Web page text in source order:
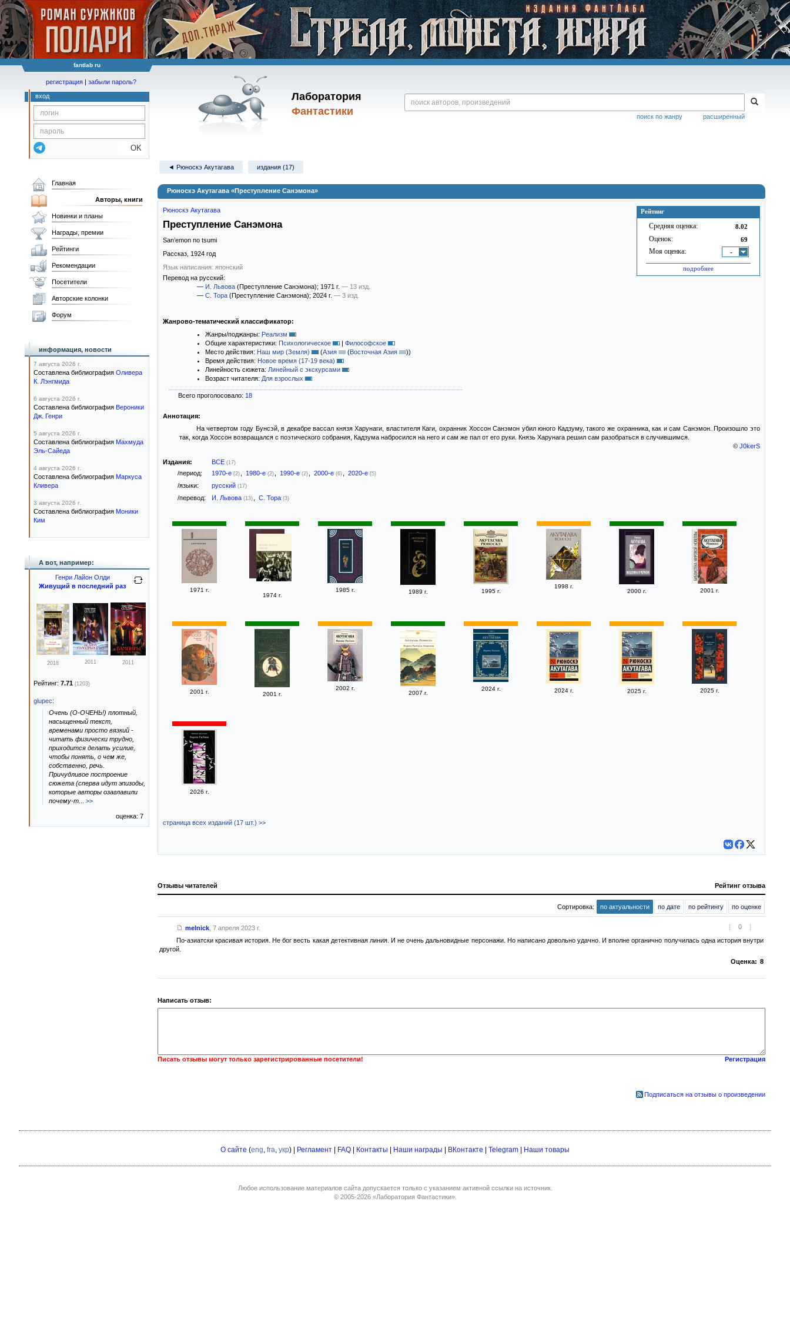
fantlab ru
Лаборатория
Фантастики
расширенный
поиск по жанру
регистрация | забыли пароль?
вход
OK
◄ Рюноскэ Акутагава издания (17)
Рюноскэ Акутагава «Преступление Санэмона»
Рейтинг
Средняя оценка: 8.02
Оценок: 69
Моя оценка: -
подробнее
Рюноскэ Акутагава
Преступление Санэмона
San’emon no tsumi
Рассказ, 1924 год
Язык написания: японский
Перевод на русский:
— И. Львова (Преступление Санэмона); 1971 г. — 13 изд.
— С. Тора (Преступление Санэмона); 2024 г. — 3 изд.
Жанрово-тематический классификатор:
Жанры/поджанры: Реализм
Общие характеристики: Психологическое | Философское
Место действия: Наш мир (Земля) (Азия (Восточная Азия ))
Время действия: Новое время (17-19 века)
Линейность сюжета: Линейный с экскурсами
Возраст читателя: Для взрослых
Всего проголосовало: 18
Аннотация:
На четвертом году Бунсэй, в декабре вассал князя Харунаги, властителя Каги, охранник Хоссон Санэмон убил юного Кадзуму, такого же охранника, как и сам Санэмон. Произошло это
так, когда Хоссон возвращался с поэтического собрания, Кадзума набросился на него и сам же пал от его руки. Князь Харунага решил сам разобраться в случившимся.
© J0kerS
Издания: ВСЕ (17)
/период: 1970-е (2) 1980-е (2) 1990-е (2) 2000-е (6) 2020-е (5)
/языки: русский (17)
/перевод: И. Львова (13) С. Тора (3)
1971 г.
1974 г.
1985 г. 1989 г. 1995 г.
1998 г.
2000 г. 2001 г.
2001 г. 2001 г.
2002 г.
2007 г.
2024 г. 2024 г. 2025 г. 2025 г.
2026 г.
страница всех изданий (17 шт.) >>
Отзывы читателей Рейтинг отзыва
Сортировка: по актуальности по дате по рейтингу по оценке
[ 0 ]
melnick, 7 апреля 2023 г.
По-азиатски красивая история. Не бог весть какая детективная линия. И не очень дальновидные персонажи. Но написано довольно удачно. И вполне органично получилась одна история внутри
другой.
Оценка: 8
Написать отзыв:
Писать отзывы могут только зарегистрированные посетители! Регистрация
Подписаться на отзывы о произведении
Главная
Авторы, книги
Новинки и планы
Награды, премии
Рейтинги
Рекомендации
Посетители
Авторские колонки
Форум
информация, новости
7 августа 2026 г.
Составлена библиография Оливера
К. Лэнгмида
6 августа 2026 г.
Составлена библиография Вероники
Дж. Генри
5 августа 2026 г.
Составлена библиография Махмуда
Эль-Сайеда
4 августа 2026 г.
Составлена библиография Маркуса
Кливера
3 августа 2026 г.
Составлена библиография Моники
Ким
А вот, например:
Генри Лайон Олди
Живущий в последний раз
2018 2011 2011
Рейтинг: 7.71 (1203)
glupec:
Очень (О-ОЧЕНЬ!) плотный,
насыщенный текст,
временами просто вязкий -
читать физически трудно,
приходится делать усилие,
чтобы понять, о чем же,
собственно, речь.
Причудливое построение
сюжета (сперва идут эпизоды,
которые авторы озаглавили
почему-т
>>
оценка: 7
О сайте (eng, fra, укр) | Регламент FAQ Контакты Наши награды ВКонтакте Telegram Наши товары
Любое использование материалов сайта допускается только с указанием активной ссылки на источник.
© 2005-2026 «Лаборатория Фантастики».